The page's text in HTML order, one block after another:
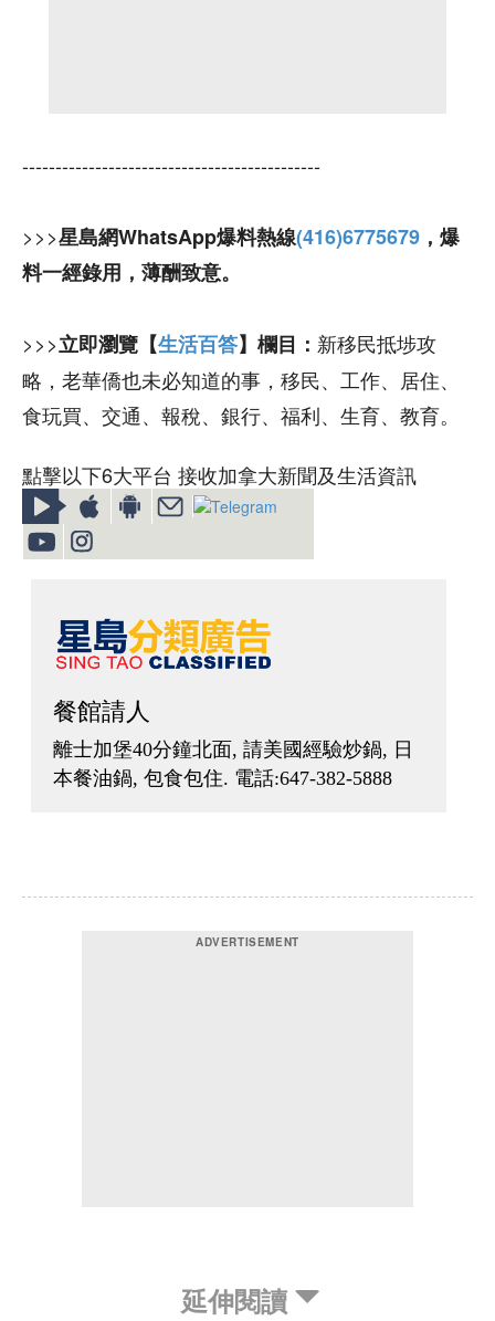
---------------------------------------------
>>>星島網WhatsApp爆料熱線(416)6775679 ，爆
料一經錄用，薄酬致意。
>>>立即瀏覽【生活百答】欄目： 新移民抵埗攻
略，老華僑也未必知道的事，移民、工作、居住、
食玩買、交通、報稅、銀行、福利、生育、教育。
點擊以下6大平台 接收加拿大新聞及生活資訊
延伸閱讀